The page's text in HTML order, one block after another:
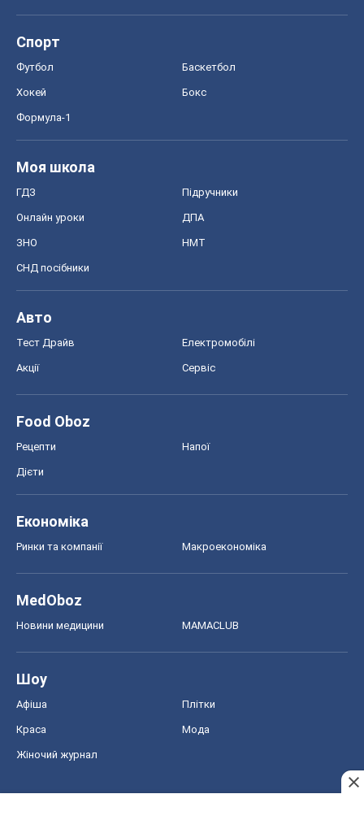
Спорт
Футбол Баскетбол
Хокей Бокс
Формула-1
Моя школа
ГДЗ Підручники
Онлайн уроки ДПА
ЗНО НМТ
СНД посібники
Авто
Тест Драйв Електромобілі
Акції Сервіс
Food Oboz
Рецепти Напої
Дієти
Економіка
Ринки та компанії Макроекономіка
MedOboz
Новини медицини MAMACLUB
Шоу
Афіша Плітки
Краса Мода
Жіночий журнал